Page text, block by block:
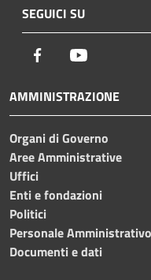
SEGUICI SU
Facebook
AMMINISTRAZIONE
Organi di Governo
Aree Amministrative
Uffici
Enti e fondazioni
Politici
Personale Amministrativo
Documenti e dati